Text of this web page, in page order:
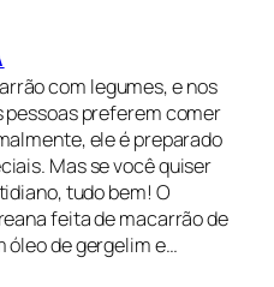
com legumes, e nos
preferem comer
ele é preparado
Mas se você quiser
tudo bem! O
feita de macarrão de
de gergelim e…